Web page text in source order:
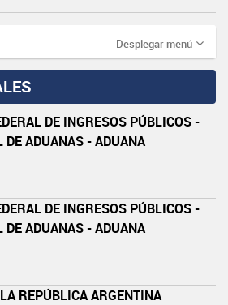
Desplegar menú
DE INGRESOS PÚBLICOS -
DE ADUANAS - ADUANA
DE INGRESOS PÚBLICOS -
DE ADUANAS - ADUANA
REPÚBLICA ARGENTINA